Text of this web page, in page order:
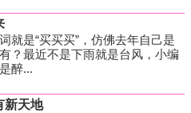
就是“买买买”，仿佛去年自己是
？最近不是下雨就是台风，小编
醉...
新天地